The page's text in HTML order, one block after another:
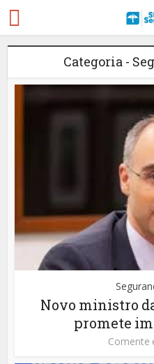
Categoria -
Novo ministro
promete
Comente